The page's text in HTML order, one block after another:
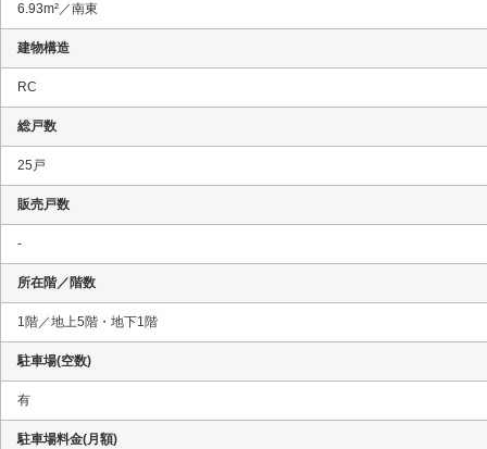
6.93m²／南東
建物構造
RC
総戸数
25戸
販売戸数
-
所在階／階数
1階／地上5階・地下1階
駐車場(空数)
有
駐車場料金(月額)